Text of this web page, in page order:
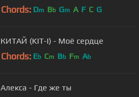
Chords: Dm Bb Gm A F C G
КИТАЙ (KIT-I) - Моё сердце
Chords: Eb Cm Bb Fm Ab
Алекса - Где же ты